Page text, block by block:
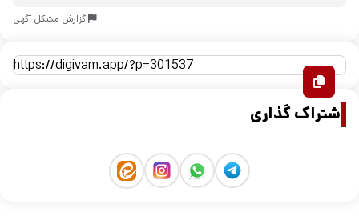
گزارش مشکل آگهی
اشتراک گذاری